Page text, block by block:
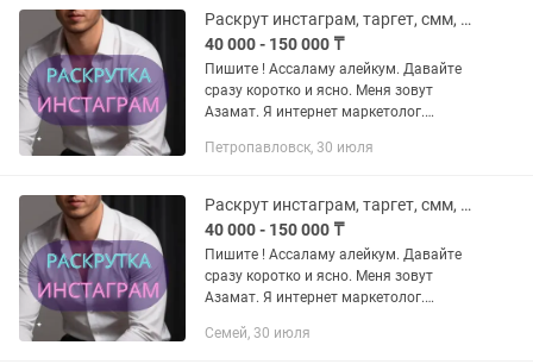
Раскрут инстаграм, таргет, смм, таргетолог, сайт, дизайн. ИИ видео, чат бот
40 000 - 150 000 ₸
Пишите ! Ассаламу алейкум. Давайте
сразу коротко и ясно. Меня зовут
Азамат. Я интернет маркетолог.
результат - честно и качественно -
Петропавловск, 30 июля
Раскрут инстаграм, таргет, смм, таргетолог, сайт, дизайн. ИИ видео, чат бот
40 000 - 150 000 ₸
Пишите ! Ассаламу алейкум. Давайте
сразу коротко и ясно. Меня зовут
Азамат. Я интернет маркетолог.
результат - честно и качественно -
Семей, 30 июля